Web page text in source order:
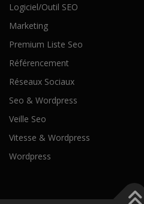
Logiciel/Outil SEO
Marketing
Premium Liste Seo
Référencement
Réseaux Sociaux
Seo & Wordpress
Veille Seo
Vitesse & Wordpress
Wordpress